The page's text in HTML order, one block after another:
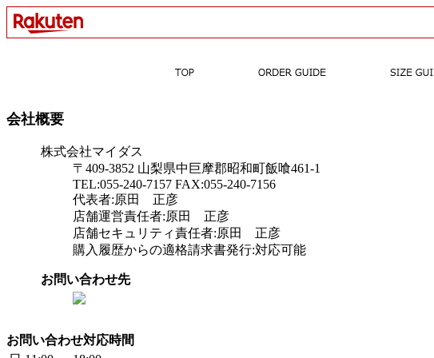
会社概要
株式会社マイダス
〒409-3852 山梨県中巨摩郡昭和町飯喰461-1
TEL:055-240-7157 FAX:055-240-7156
代表者:原田 正彦
店舗運営責任者:原田 正彦
店舗セキュリティ責任者:原田 正彦
購入履歴からの適格請求書発行:対応可能
お問い合わせ先
お問い合わせ対応時間